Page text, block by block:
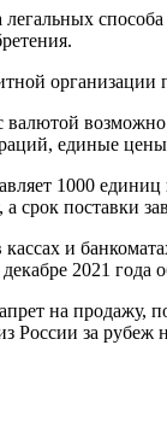
легальных
организации
единые
1000
срок поставки
и
2021
на продажу,
России за